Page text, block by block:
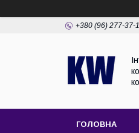
+380 (96) 277-37-
ГОЛОВНА